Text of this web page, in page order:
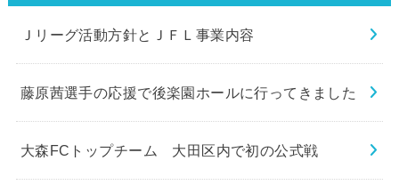
Ｊリーグ活動方針とＪＦＬ事業内容
藤原茜選手の応援で後楽園ホールに行ってきました
大森FCトップチーム 大田区内で初の公式戦